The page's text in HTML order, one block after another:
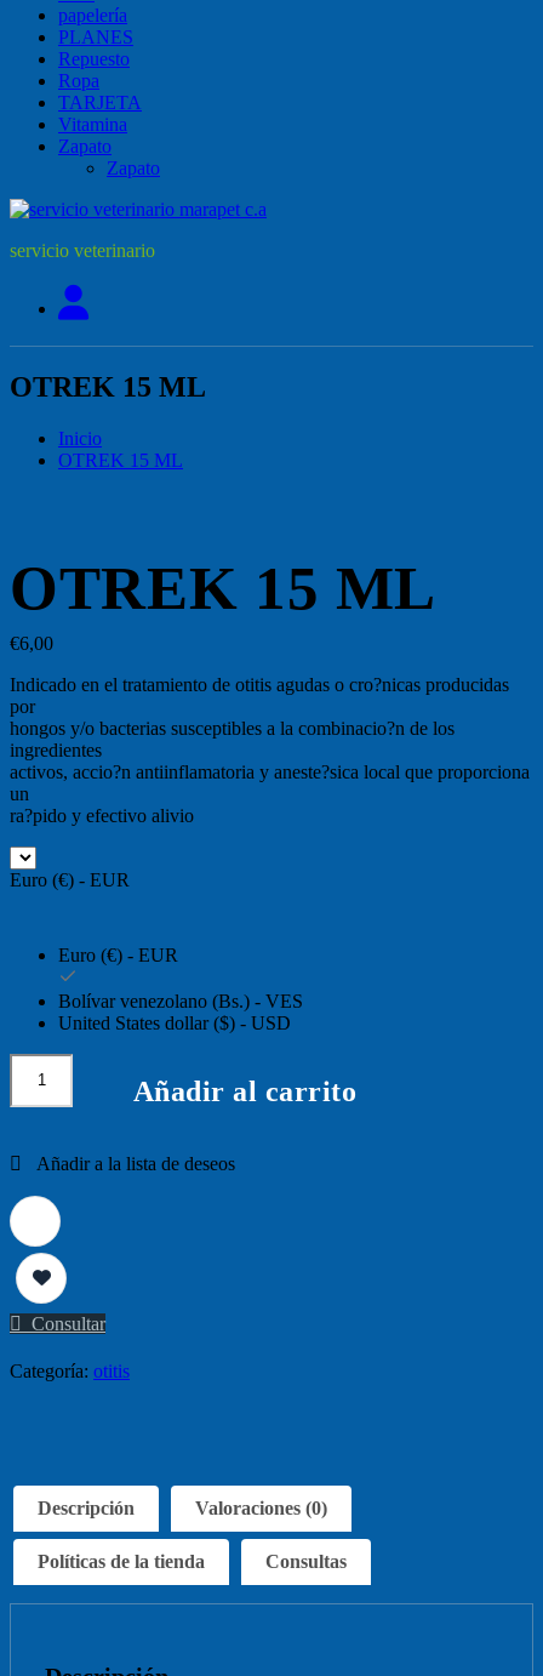
papelería
PLANES
Repuesto
Ropa
TARJETA
Vitamina
Zapato
Zapato
servicio veterinario
OTREK 15 ML
Inicio
OTREK 15 ML
OTREK 15 ML
€6,00
Indicado en el tratamiento de otitis agudas o cro?nicas producidas
por
hongos y/o bacterias susceptibles a la combinacio?n de los
ingredientes
activos, accio?n antiinflamatoria y aneste?sica local que proporciona
un
ra?pido y efectivo alivio
Euro (€) - EUR
Euro (€) - EUR
Bolívar venezolano (Bs.) - VES
United States dollar ($) - USD
OTREK
ML
Añadir al carrito
Consultar
Categoría: otitis
Descripción Valoraciones (0)
Políticas de la tienda Consultas